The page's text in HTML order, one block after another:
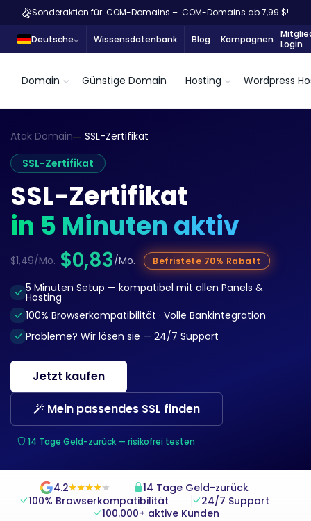
Sonderaktion für .COM-Domains – .COM-Domains ab 7,99 $!
Deutsche Wissensdatenbank Blog Kampagnen
Login
Domain Günstige Domain Hosting Wordpress
Atak Domain
SSL-Zertifikat
SSL-Zertifikat
SSL-Zertifikat
in 5 Minuten aktiv
$1,49/Mo. $0,83/Mo. Befristete 70% Rabatt
5 Minuten Setup — kompatibel mit allen Panels &
Hosting
100% Browserkompatibilität · Volle Bankintegration
Probleme? Wir lösen sie — 24/7 Support
Jetzt kaufen
Mein passendes SSL finden
14 Tage Geld-zurück — risikofrei testen
4.2★
★★
★★
★★
★★
★
14 Tage Geld-zurück
100% Browserkompatibilität
24/7 Support
100.000+ aktive Kunden